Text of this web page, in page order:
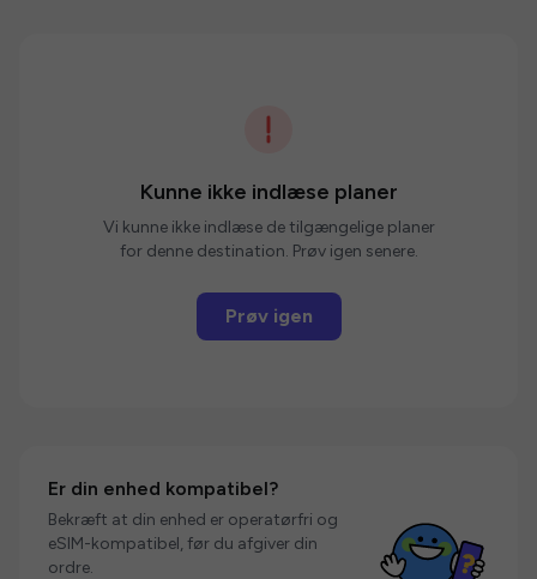
Kunne ikke indlæse planer
Vi kunne ikke indlæse de tilgængelige planer
for denne destination. Prøv igen senere.
Prøv igen
Er din enhed kompatibel?
Bekræft at din enhed er operatørfri og
eSIM-kompatibel, før du afgiver din
ordre.